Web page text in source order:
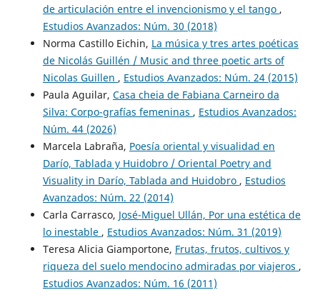
de articulación entre el invencionismo y el tango ,
Estudios Avanzados: Núm. 30 (2018)
Norma Castillo Eichin, La música y tres artes poéticas
de Nicolás Guillén / Music and three poetic arts of
Nicolas Guillen , Estudios Avanzados: Núm. 24 (2015)
Paula Aguilar, Casa cheia de Fabiana Carneiro da
Silva: Corpo-grafías femeninas , Estudios Avanzados:
Núm. 44 (2026)
Marcela Labraña, Poesía oriental y visualidad en
Darío, Tablada y Huidobro / Oriental Poetry and
Visuality in Darío, Tablada and Huidobro , Estudios
Avanzados: Núm. 22 (2014)
Carla Carrasco, José-Miguel Ullán, Por una estética de
lo inestable , Estudios Avanzados: Núm. 31 (2019)
Teresa Alicia Giamportone, Frutas, frutos, cultivos y
riqueza del suelo mendocino admiradas por viajeros ,
Estudios Avanzados: Núm. 16 (2011)